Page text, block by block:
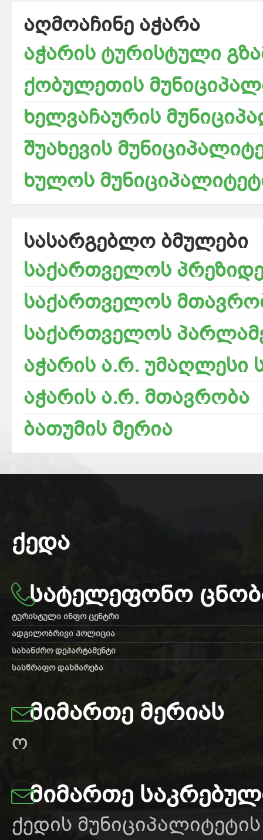
აღმოაჩინე აჭარა
აჭარის ტურისტული
ქობულეთის
ხელვაჩაურის
შუახევის
ხულოს
სასარგებლო ბმულები
საქართველოს
საქართველოს
საქართველოს
აჭარის ა.რ. უმაღლესი
აჭარის ა.რ. მთავრობა
ბათუმის მერია
ᲥᲔᲓᲐ
ᲡᲐᲢᲔᲚᲔᲤᲝᲜᲝ
ტურისტული ინფო ცენტრი
ადგილობრივი პოლიცია
სახანძრო დეპარტამენტი
სასწრაფო დახმარება
ᲛᲘᲛᲐᲠᲗᲔ ᲛᲔᲠᲘᲐᲡ
ო
ᲛᲘᲛᲐᲠᲗᲔ
ქედის